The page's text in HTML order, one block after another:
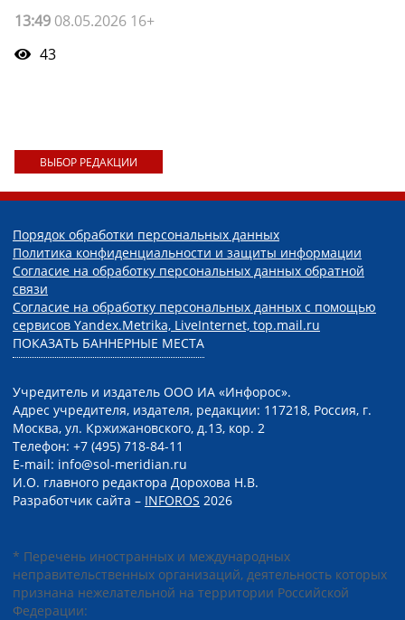
13:49 08.05.2026 16+
43
ВЫБОР РЕДАКЦИИ
Порядок обработки персональных данных
Политика конфиденциальности и защиты информации
Согласие на обработку персональных данных обратной
связи
Согласие на обработку персональных данных с помощью
сервисов Yandex.Metrika, LiveInternet, top.mail.ru
ПОКАЗАТЬ БАННЕРНЫЕ МЕСТА
Учредитель и издатель ООО ИА «Инфорос».
Адрес учредителя, издателя, редакции: 117218, Россия, г.
Москва, ул. Кржижановского, д.13, кор. 2
Телефон: +7 (495) 718-84-11
E-mail: info@sol-meridian.ru
И.О. главного редактора Дорохова Н.В.
Разработчик сайта – INFOROS 2026
* Перечень иностранных и международных
неправительственных организаций, деятельность которых
признана нежелательной на территории Российской
Федерации: